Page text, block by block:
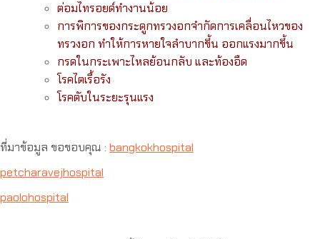
ต่อมไทรอยด์ทำงานน้อย
การพิการของกระดูกทรวงอกจำกัดการเคลื่อนไหวของ
ทรวงอก ทำให้การหายใจลำบากขึ้น ออกแรงมากขึ้น
กรดในกระเพาะไหลย้อนกลับ และท้องอืด
โรคไตเรื้อรัง
โรคตับในระยะรุนแรง
ที่มาข้อมูล ขอขอบคุณ : bangkokhospital
petcharavejhospital
paolohospital